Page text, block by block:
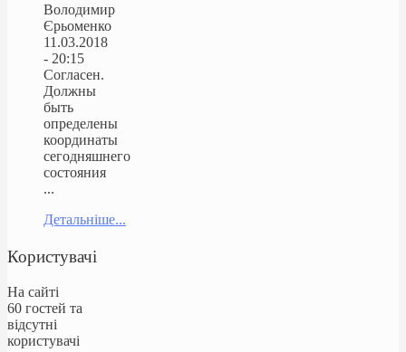
Володимир
Єрьоменко
11.03.2018
- 20:15
Согласен.
Должны
быть
определены
координаты
сегодняшнего
состояния
...
Детальніше...
Користувачі
На сайті
60 гостей та
відсутні
користувачі